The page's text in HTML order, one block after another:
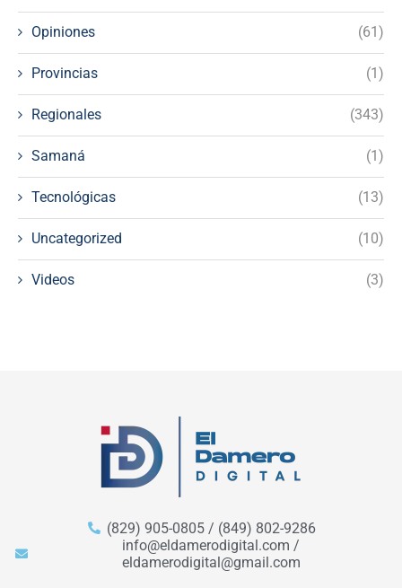
Opiniones (61)
Provincias (1)
Regionales (343)
Samaná (1)
Tecnológicas (13)
Uncategorized (10)
Videos (3)
(829) 905-0805 / (849) 802-9286
info@eldamerodigital.com /
eldamerodigital@gmail.com